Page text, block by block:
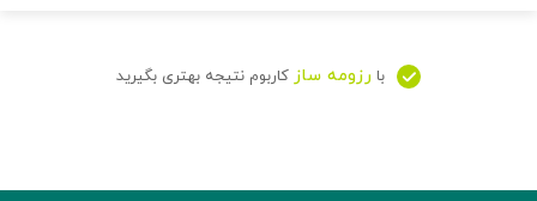
با رزومه ساز کاربوم نتیجه بهتری بگیرید